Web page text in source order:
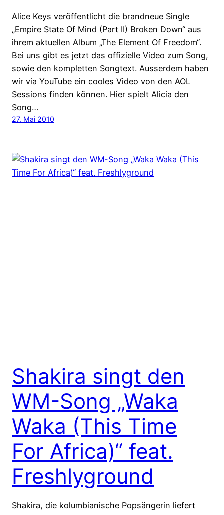
Alice Keys veröffentlicht die brandneue Single
„Empire State Of Mind (Part II) Broken Down“ aus
ihrem aktuellen Album „The Element Of Freedom“.
Bei uns gibt es jetzt das offizielle Video zum Song,
sowie den kompletten Songtext. Ausserdem haben
wir via YouTube ein cooles Video von den AOL
Sessions finden können. Hier spielt Alicia den
Song…
27. Mai 2010
Shakira singt den
WM-Song „Waka
Waka (This Time
For Africa)“ feat.
Freshlyground
Shakira, die kolumbianische Popsängerin liefert